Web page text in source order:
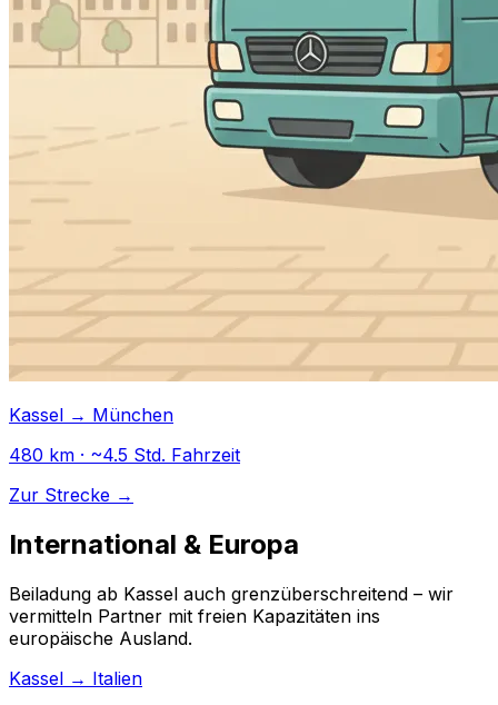
Kassel → München
480 km · ~4.5 Std. Fahrzeit
Zur Strecke →
International & Europa
Beiladung ab Kassel auch grenzüberschreitend – wir
vermitteln Partner mit freien Kapazitäten ins
europäische Ausland.
Kassel → Italien